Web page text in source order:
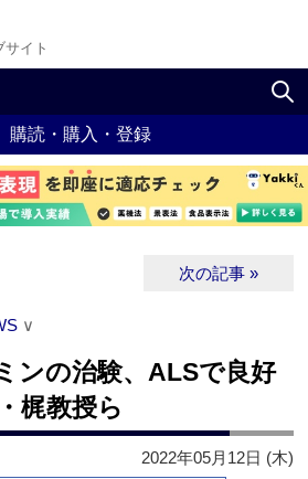
イト
購読・購入・登録
次の記事 »
∨
ンの治験、ALSで良好
梶教授ら
2022年05月12日 (木)